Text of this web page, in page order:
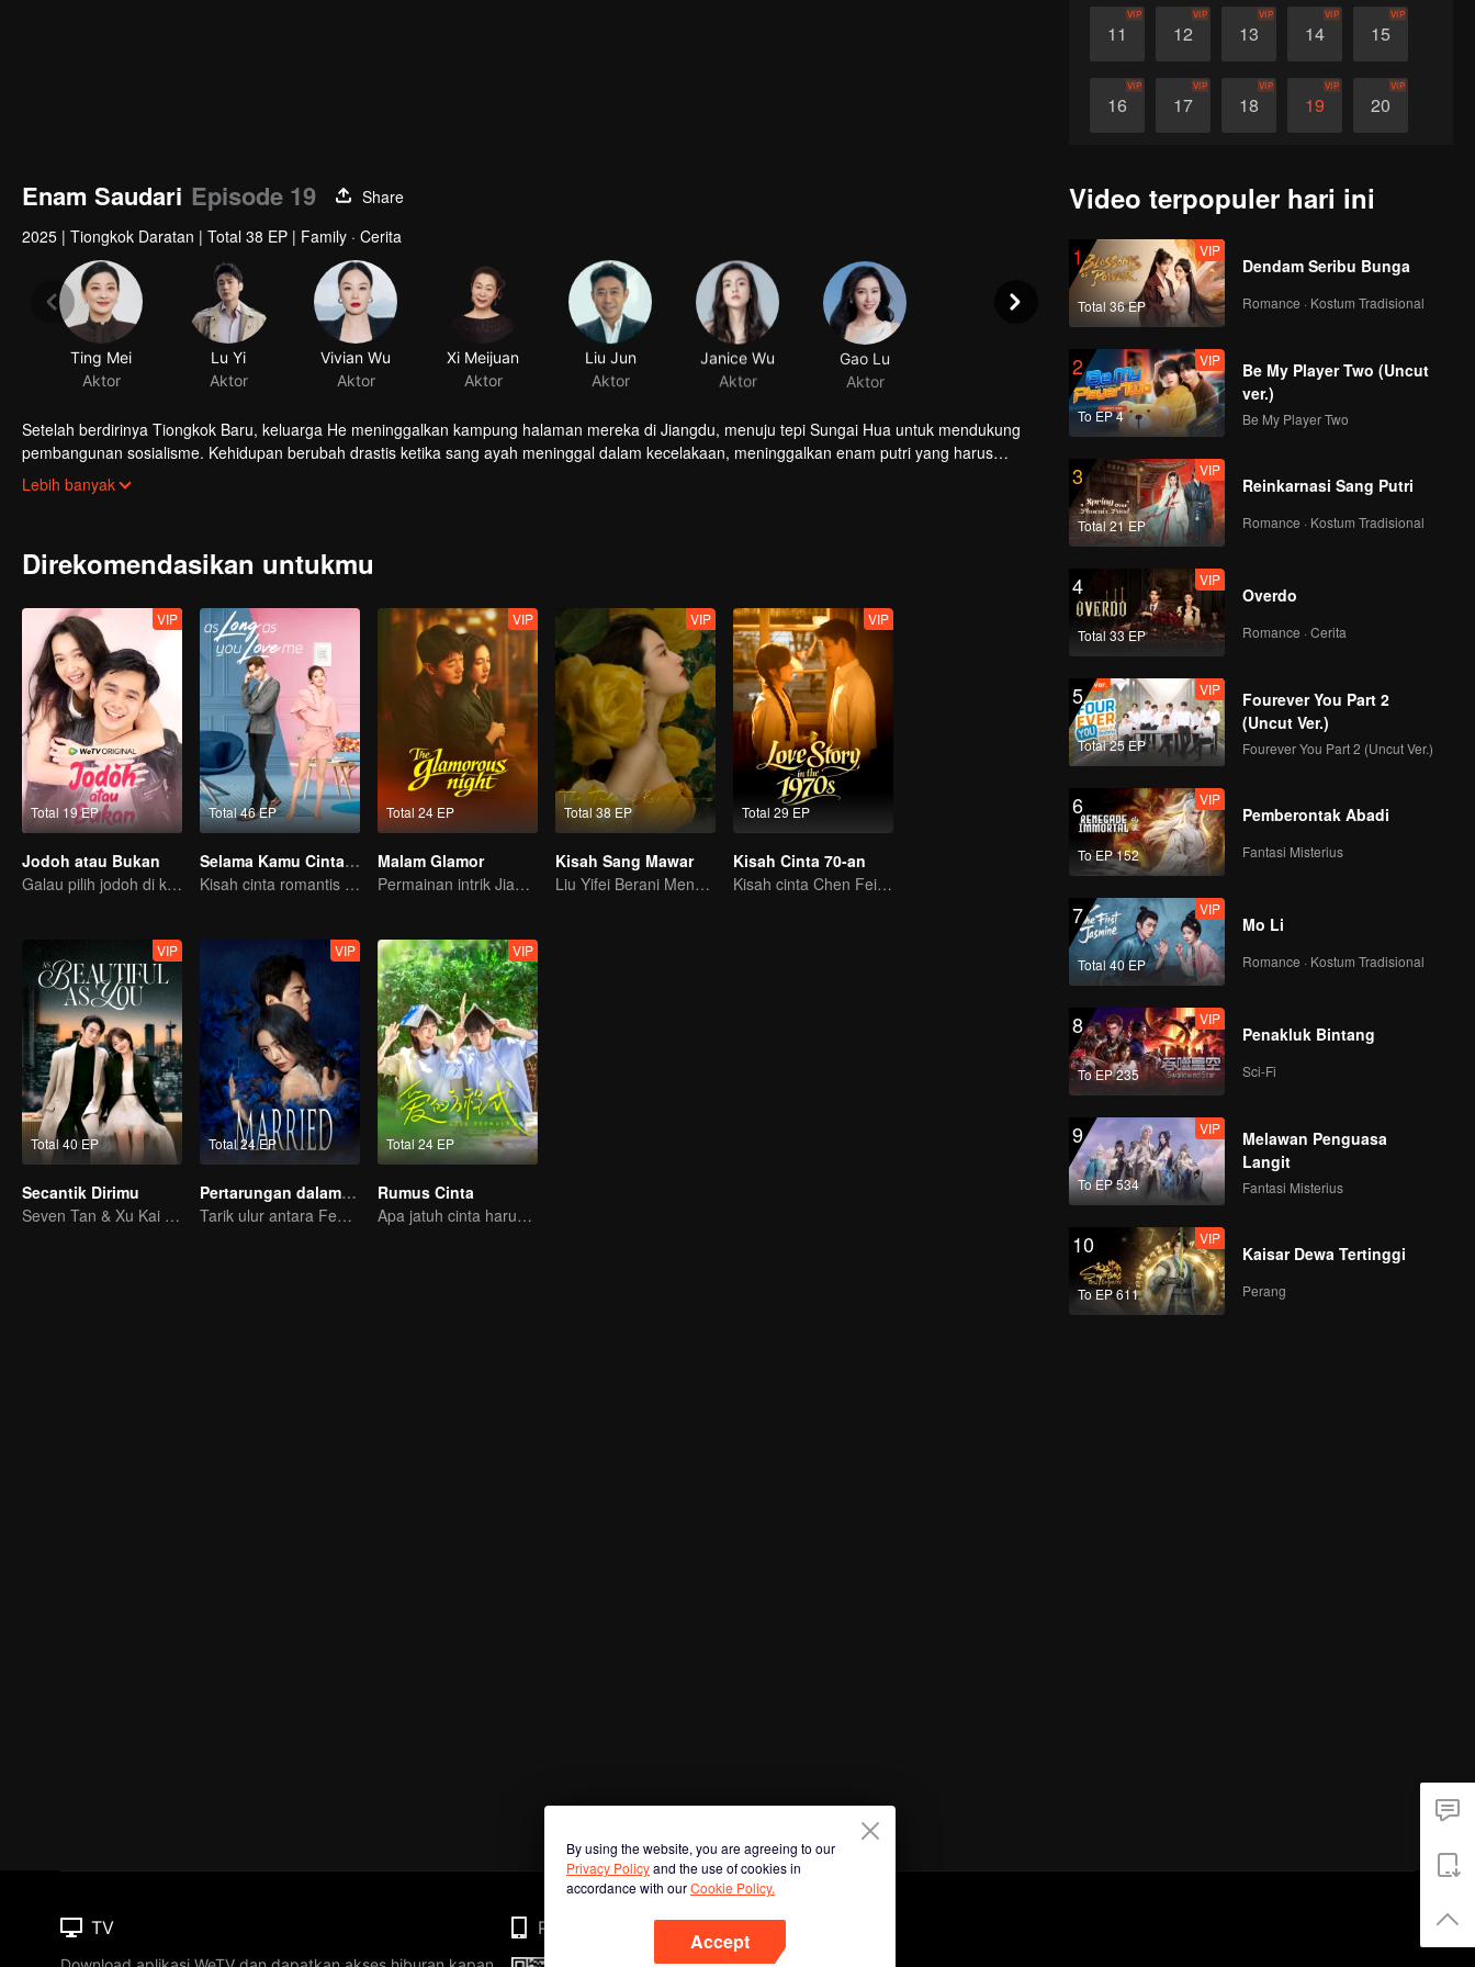
11
VIP
12
VIP
13
VIP
14
VIP
15
VIP
16
VIP
17
VIP
18
VIP
19
VIP
20
VIP
26 27
Enam Saudari Episode 19
Share
2025 | Tiongkok Daratan | Total 38 EP | Family · Cerita
Ting Mei
Aktor
Lu Yi
Aktor
Vivian Wu
Aktor
Xi Meijuan
Aktor
Liu Jun
Aktor
Janice Wu
Aktor
Gao Lu
Aktor
Setelah berdirinya Tiongkok Baru, keluarga He meninggalkan kampung halaman mereka di Jiangdu, menuju tepi Sungai Hua untuk mendukung
pembangunan sosialisme. Kehidupan berubah drastis ketika sang ayah meninggal dalam kecelakaan, meninggalkan enam putri yang harus
menghadapi kehidupan bersama. Bagaimana mereka bertahan di tengah kerasnya kehidupan?
Lebih banyak
Direkomendasikan untukmu
Total 19 EP
VIP
Jodoh atau Bukan
Galau pilih jodoh di kota kecil
Total 46 EP
Selama Kamu Cinta Aku
Kisah cinta romantis Dylan Xiong dan Lai Yumeng
Total 24 EP
VIP
Malam Glamor
Permainan intrik Jiang Shuying dan Tong Dawei
Total 38 EP
VIP
Kisah Sang Mawar
Liu Yifei Berani Mengejar Cinta
Total 29 EP
VIP
Kisah Cinta 70-an
Kisah cinta Chen Feiyu & Sun Qian nan romantis
Total 40 EP
VIP
Secantik Dirimu
Seven Tan & Xu Kai kerja bareng di kantor
Total 24 EP
VIP
Pertarungan dalam Perkawinan
Tarik ulur antara Feng Shaofeng & Cai Wenjing
Total 24 EP
VIP
Rumus Cinta
Apa jatuh cinta harus pakai logika?
Video terpopuler hari ini
1
Total 36 EP
VIP
Dendam Seribu Bunga
Romance · Kostum Tradisional
2
To EP 4
VIP
Be My Player Two (Uncut
ver.)
Be My Player Two
3
Total 21 EP
VIP
Reinkarnasi Sang Putri
Romance · Kostum Tradisional
4
Total 33 EP
VIP
Overdo
Romance · Cerita
5
Total 25 EP
VIP
Fourever You Part 2
(Uncut Ver.)
Fourever You Part 2 (Uncut Ver.)
6
To EP 152
VIP
Pemberontak Abadi
Fantasi Misterius
7
Total 40 EP
VIP
Mo Li
Romance · Kostum Tradisional
8
To EP 235
VIP
Penakluk Bintang
Sci-Fi
9
To EP 534
VIP
Melawan Penguasa
Langit
Fantasi Misterius
10
To EP 611
VIP
Kaisar Dewa Tertinggi
Perang
By using the website, you are agreeing to our
Privacy Policyand the use of cookies in
accordance with ourCookie Policy.
Accept
TV Phone